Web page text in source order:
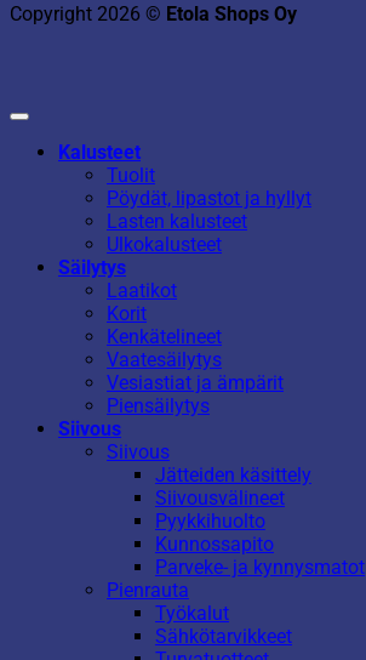
Copyright 2026 © Etola Shops Oy
Kalusteet
Tuolit
Pöydät, lipastot ja hyllyt
Lasten kalusteet
Ulkokalusteet
Säilytys
Laatikot
Korit
Kenkätelineet
Vaatesäilytys
Vesiastiat ja ämpärit
Piensäilytys
Siivous
Siivous
Jätteiden käsittely
Siivousvälineet
Pyykkihuolto
Kunnossapito
Parveke- ja kynnysmatot
Pienrauta
Työkalut
Sähkötarvikkeet